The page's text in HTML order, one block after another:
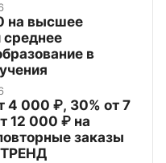
на высшее
среднее
в
4 000 ₽, 30% от 7
12 000 ₽ на
заказы
ТРЕНД